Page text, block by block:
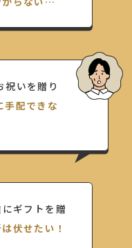
祝いを贈り
手配できな
ギフトを贈
伏せたい！